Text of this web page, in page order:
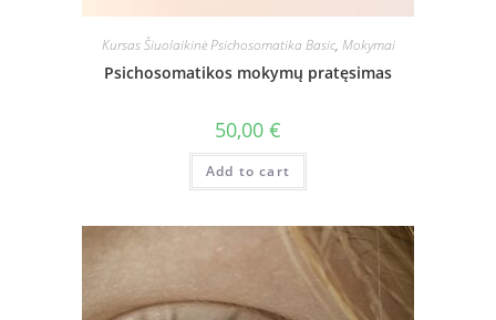
Kursas Šiuolaikinė Psichosomatika Basic, Mokymai
Psichosomatikos mokymų pratęsimas
50,00 €
Add to cart